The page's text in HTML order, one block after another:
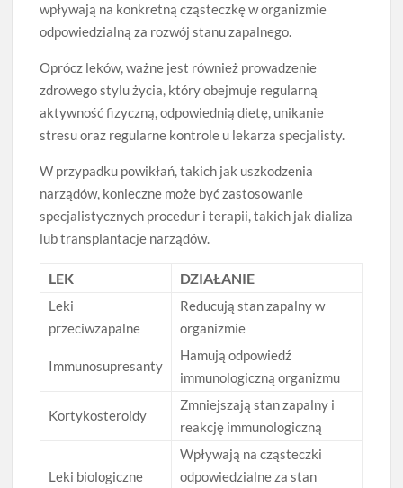
wpływają na konkretną cząsteczkę w organizmie
odpowiedzialną za rozwój stanu zapalnego.
Oprócz leków, ważne jest również prowadzenie
zdrowego stylu życia, który obejmuje regularną
aktywność fizyczną, odpowiednią dietę, unikanie
stresu oraz regularne kontrole u lekarza specjalisty.
W przypadku powikłań, takich jak uszkodzenia
narządów, konieczne może być zastosowanie
specjalistycznych procedur i terapii, takich jak dializa
lub transplantacje narządów.
LEK DZIAŁANIE
Leki
przeciwzapalne
Reducują stan zapalny w
organizmie
Immunosupresanty
Hamują odpowiedź
immunologiczną organizmu
Kortykosteroidy
Zmniejszają stan zapalny i
reakcję immunologiczną
Leki biologiczne
Wpływają na cząsteczki
odpowiedzialne za stan